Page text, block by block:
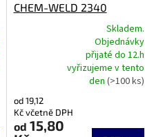
CHEM-WELD 2340
je
4,9
z
Skladem.
Objednávky
přijaté do 12.h
vyřizujeme v tento
den(>100 ks)
od 19,12
Kč včetně DPH
od 15,80